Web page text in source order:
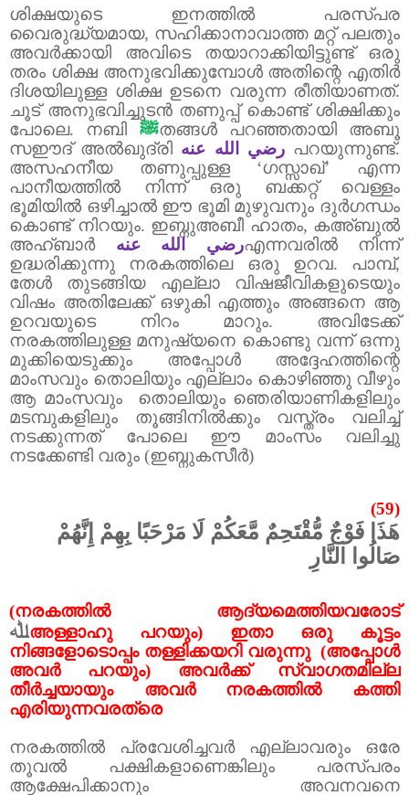
ശിക്ഷയുടെ ഇനത്തിൽ പരസ്പര
വൈരുദ്ധ്യമായ, സഹിക്കാനാവാത്ത മറ്റ് പലതും
അവർക്കായി അവിടെ തയാറാക്കിയിട്ടുണ്ട്
ഒരു
തരം ശിക്ഷ അനുഭവിക്കുമ്പോൾ അതിന്റെ എതിർ
ദിശയിലുള്ള ശിക്ഷ ഉടനെ വരുന്ന രീതിയാണത്.
ചൂട് അനുഭവിച്ചുടൻ തണുപ്പ് കൊണ്ട് ശിക്ഷിക്കും
പോലെ. നബി ﷺതങ്ങൾ പറഞ്ഞതായി അബൂ
സഈദ് അൽഖുദ്‌രി رضي الله عنهപറയുന്നുണ്ട്.
അസഹനീയ തണുപ്പുള്ള ‘ഗസ്സാഖ്’ എന്ന
പാനീയത്തിൽ നിന്ന് ഒരു ബക്കറ്റ് വെള്ളം
ഭൂമിയിൽ ഒഴിച്ചാൽ ഈ ഭൂമി മുഴുവനും ദുർഗന്ധം
കൊണ്ട് നിറയും. ഇബ്നുഅബീ ഹാതം, കഅ്ബുൽ
അഹ്‌ബാർ رضي الله عنهഎന്നവരിൽ നിന്ന്
ഉദ്ധരിക്കുന്നു നരകത്തിലെ ഒരു ഉറവ. പാമ്പ്,
തേൾ തുടങ്ങിയ എല്ലാ വിഷജീവികളുടെയും
വിഷം അതിലേക്ക് ഒഴുകി എത്തും അങ്ങനെ ആ
ഉറവയുടെ നിറം മാറും.
അവിടേക്ക്
നരകത്തിലുള്ള മനുഷ്യനെ കൊണ്ടു വന്ന് ഒന്നു
മുക്കിയെടുക്കും അപ്പോൾ അദ്ദേഹത്തിന്റെ
മാംസവും തൊലിയും എല്ലാം കൊഴിഞ്ഞു വീഴും
ആ മാംസവും
തൊലിയും ഞെരിയാണികളിലും
മടമ്പുകളിലും തൂങ്ങിനിൽക്കും വസ്ത്രം വലിച്ച്
നടക്കുന്നത് പോലെ ഈ മാംസം വലിച്ചു
നടക്കേണ്ടി വരും (ഇബ്നുകസീർ)
(59)
هَذَا فَوْجٌ مُّقْتَحِمٌ مَّعَكُمْ لَا مَرْحَبًا بِهِمْ إِنَّهُمْ
صَالُوا النَّارِ
(നരകത്തിൽ ആദ്യമെത്തിയവരോട്
ﷲഅള്ളാഹു പറയും) ഇതാ ഒരു കൂട്ടം
നിങ്ങളോടൊപ്പം തള്ളിക്കയറി വരുന്നു (അപ്പോൾ
അവർ പറയും) അവർക്ക് സ്വാഗതമില്ല
തീർച്ചയായും അവർ നരകത്തിൽ കത്തി
എരിയുന്നവരത്രെ
നരകത്തിൽ പ്രവേശിച്ചവർ എല്ലാവരും ഒരേ
തൂവൽ പക്ഷികളാണെങ്കിലും പരസ്പരം
ആക്ഷേപിക്കാനും അവനവനെ